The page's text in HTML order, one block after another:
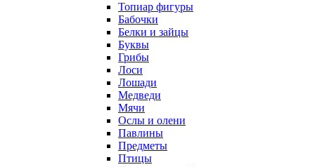
Топиар фигуры
Бабочки
Белки и зайцы
Буквы
Грибы
Лоси
Лошади
Медведи
Мячи
Ослы и олени
Павлины
Предметы
Птицы